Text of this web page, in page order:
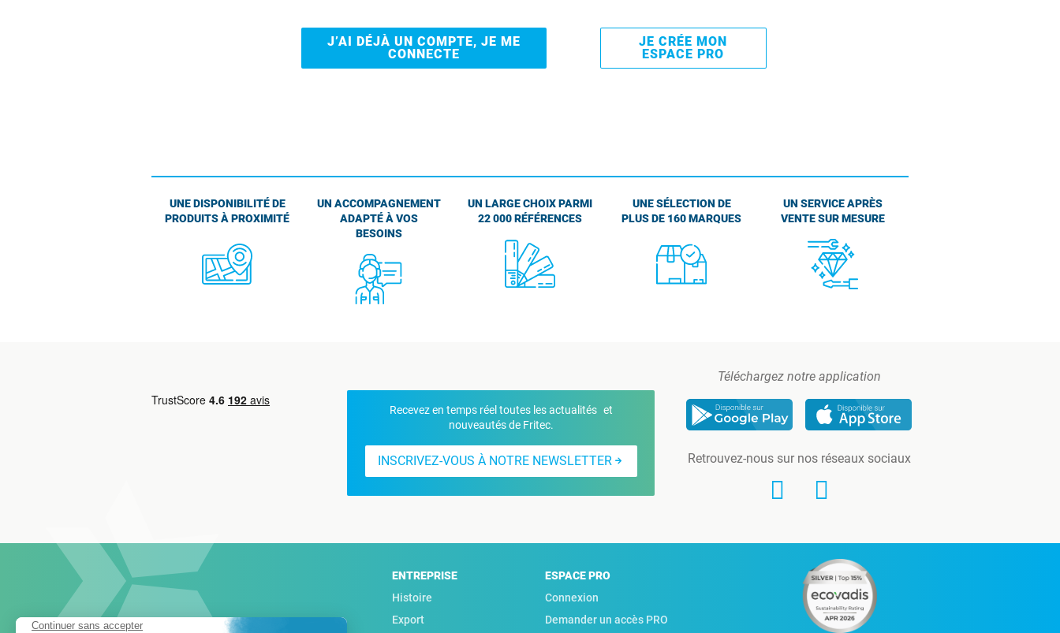
J’AI DÉJÀ UN COMPTE, JE ME
CONNECTE
JE CRÉE MON
ESPACE PRO
UNE DISPONIBILITÉ DE
PRODUITS À PROXIMITÉ
UN ACCOMPAGNEMENT
ADAPTÉ À VOS
BESOINS
UN LARGE CHOIX PARMI
22 000 RÉFÉRENCES
UNE SÉLECTION DE
PLUS DE 160 MARQUES
UN SERVICE APRÈS
VENTE SUR MESURE
Recevez en temps réel toutes les actualités et
nouveautés de Fritec.
INSCRIVEZ-VOUS À NOTRE NEWSLETTER
Téléchargez notre application
Retrouvez-nous sur nos réseaux sociaux
ENTREPRISE
Histoire
Export
ESPACE PRO
Connexion
Demander un accès PRO